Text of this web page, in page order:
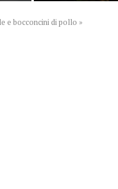
e bocconcini di pollo »